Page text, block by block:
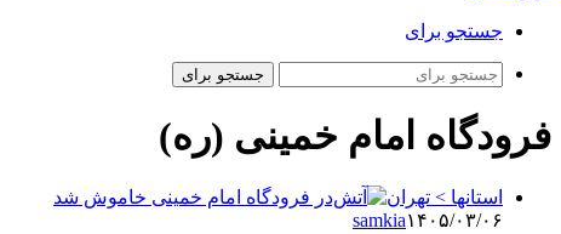
جستجو برای
جستجو برای
فرودگاه امام خمینی (ره)
استانها > تهران
samkia۱۴۰۵/۰۳/۰۶